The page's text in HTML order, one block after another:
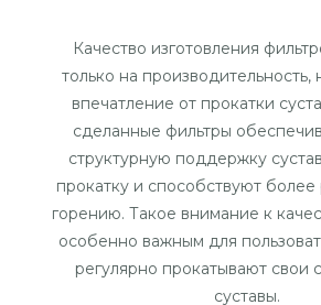
Качество изготовления
только на
впечатление от прокатки
сделанные фильтры
структурную поддержку
прокатку и способствуют
горению. Такое внимание к
особенно важным для
регулярно прокатывают свои
суставы.